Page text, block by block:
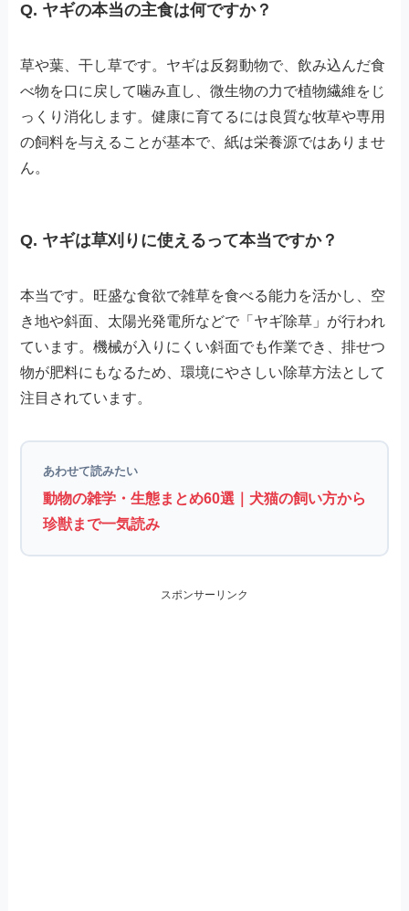
Q. ヤギの本当の主食は何ですか？
草や葉、干し草です。ヤギは反芻動物で、飲み込んだ食
べ物を口に戻して噛み直し、微生物の力で植物繊維をじ
っくり消化します。健康に育てるには良質な牧草や専用
の飼料を与えることが基本で、紙は栄養源ではありませ
ん。
Q. ヤギは草刈りに使えるって本当ですか？
本当です。旺盛な食欲で雑草を食べる能力を活かし、空
き地や斜面、太陽光発電所などで「ヤギ除草」が行われ
ています。機械が入りにくい斜面でも作業でき、排せつ
物が肥料にもなるため、環境にやさしい除草方法として
注目されています。
あわせて読みたい
動物の雑学・生態まとめ60選｜犬猫の飼い方から
珍獣まで一気読み
スポンサーリンク